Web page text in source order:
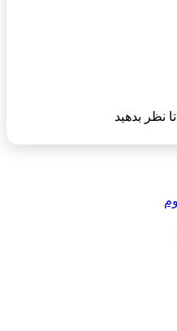
تا نظر بدهید